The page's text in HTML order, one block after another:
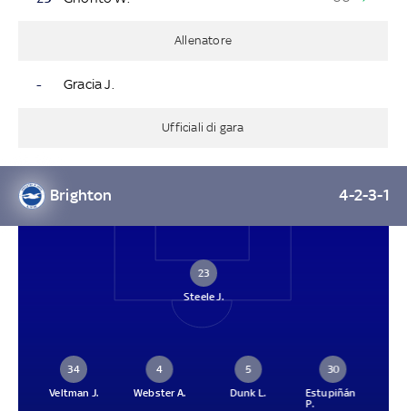
Allenatore
- Gracia J.
Ufficiali di gara
Brighton 4-2-3-1
23
Steele J.
34
Veltman J.
4
Webster A.
5
Dunk L.
30
Estupiñán
P.